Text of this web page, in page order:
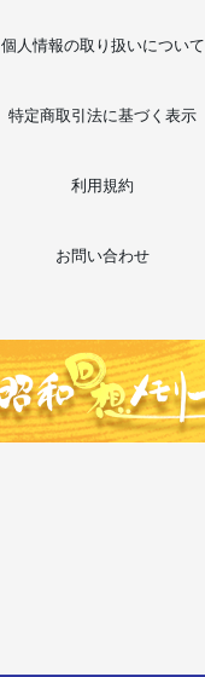
個人情報の取り扱いについて
特定商取引法に基づく表示
利用規約
お問い合わせ